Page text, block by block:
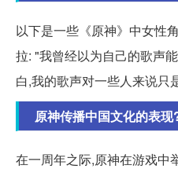
以下是一些《原神》中女性
拉: "我曾经以为自己的歌声
白,我的歌声对一些人来说只
原神传播中国文化的表现
在一周年之际,原神在游戏中